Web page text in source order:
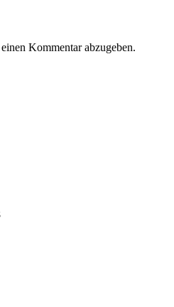
Kommentar abzugeben.